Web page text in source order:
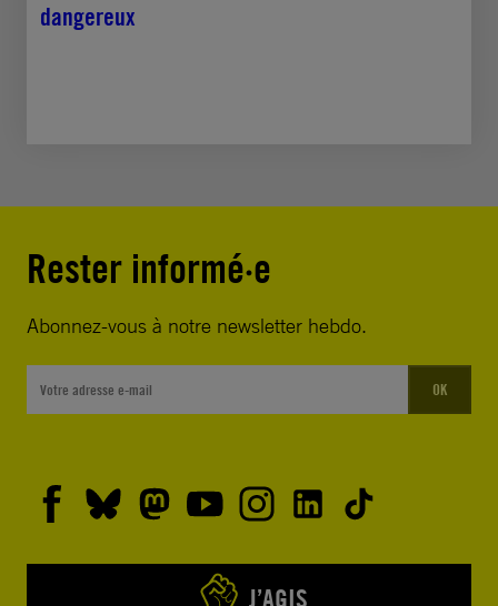
dangereux
Rester informé·e
Abonnez-vous à notre newsletter hebdo.
OK
J’AGIS